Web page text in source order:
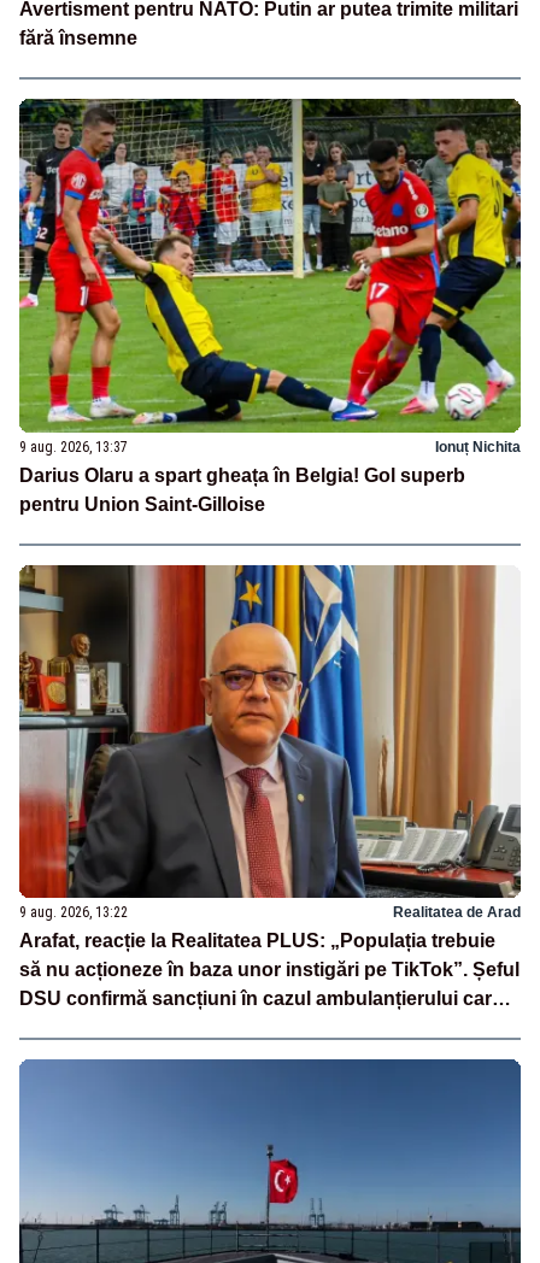
Avertisment pentru NATO: Putin ar putea trimite militari
fără însemne
9 aug. 2026, 13:37 Ionuț Nichita
Darius Olaru a spart gheața în Belgia! Gol superb
pentru Union Saint-Gilloise
9 aug. 2026, 13:22 Realitatea de Arad
Arafat, reacție la Realitatea PLUS: „Populația trebuie
să nu acționeze în baza unor instigări pe TikTok”. Șeful
DSU confirmă sancțiuni în cazul ambulanțierului care a